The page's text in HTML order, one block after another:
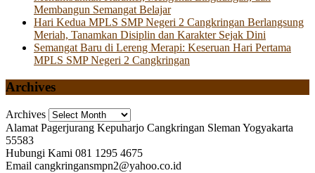
Membangun Semangat Belajar
Hari Kedua MPLS SMP Negeri 2 Cangkringan Berlangsung
Meriah, Tanamkan Disiplin dan Karakter Sejak Dini
Semangat Baru di Lereng Merapi: Keseruan Hari Pertama
MPLS SMP Negeri 2 Cangkringan
Archives
Archives
Alamat Pagerjurang Kepuharjo Cangkringan Sleman Yogyakarta
55583
Hubungi Kami 081 1295 4675
Email cangkringansmpn2@yahoo.co.id